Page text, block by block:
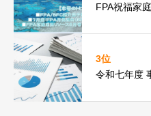
FPA祝福家
3位
令和七年度